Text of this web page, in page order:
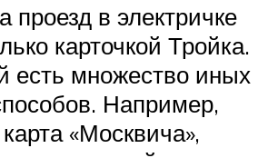
проезд в электричке
карточкой Тройка.
есть множество иных
Например,
«Москвича»,